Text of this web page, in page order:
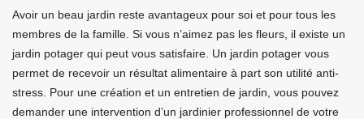
Avoir un beau jardin reste avantageux pour soi et pour tous les
membres de la famille. Si vous n’aimez pas les fleurs, il existe un
jardin potager qui peut vous satisfaire. Un jardin potager vous
permet de recevoir un résultat alimentaire à part son utilité anti-
stress. Pour une création et un entretien de jardin, vous pouvez
demander une intervention d’un jardinier professionnel de votre